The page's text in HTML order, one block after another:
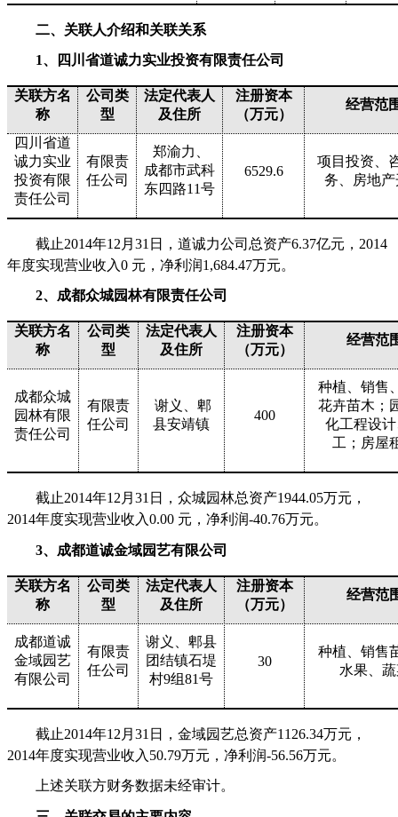
二、关联人介绍和关联关系
1、四川省道诚力实业投资有限责任公司
关联方名
称
公司类
型
法定代表人
及住所
注册资本
（万元）
经营范
四川省道
诚力实业
投资有限
责任公司
有限责
任公司
郑渝力、
成都市武科
东四路11号
6529.6
项目投资、
务、房地
截止2014年12 月 31 日，道诚力公司总资产6.37亿元， 2014
年度实现营业收入0 元，净利润1,684.47万元。
2、成都众城园林有限责任公司
关联方名
称
公司类
型
法定代表人
及住所
注册资本
（万元）
经营范
成都众城
园林有限
责任公司
有限责
任公司
谢义、郫
县安靖镇
400
种植、销售
花卉苗木；
化工程设
工；房屋
截止2014年12月 31 日，众城园林总资产1944.05万元，
2014年度实现营业收入0.00 元，净利润-40.76万元。
3、成都道诚金域园艺有限公司
关联方名
称
公司类
型
法定代表人
及住所
注册资本
（万元）
经营范
成都道诚
金域园艺
有限公司
有限责
任公司
谢义、郫县
团结镇石堤
村9组81号
30
种植、销售
水果、
截止2014年12 月 31 日，金域园艺总资产1126.34万元，
2014年度实现营业收入 50.79万元，净利润-56.56万元。
上述关联方财务数据未经审计。